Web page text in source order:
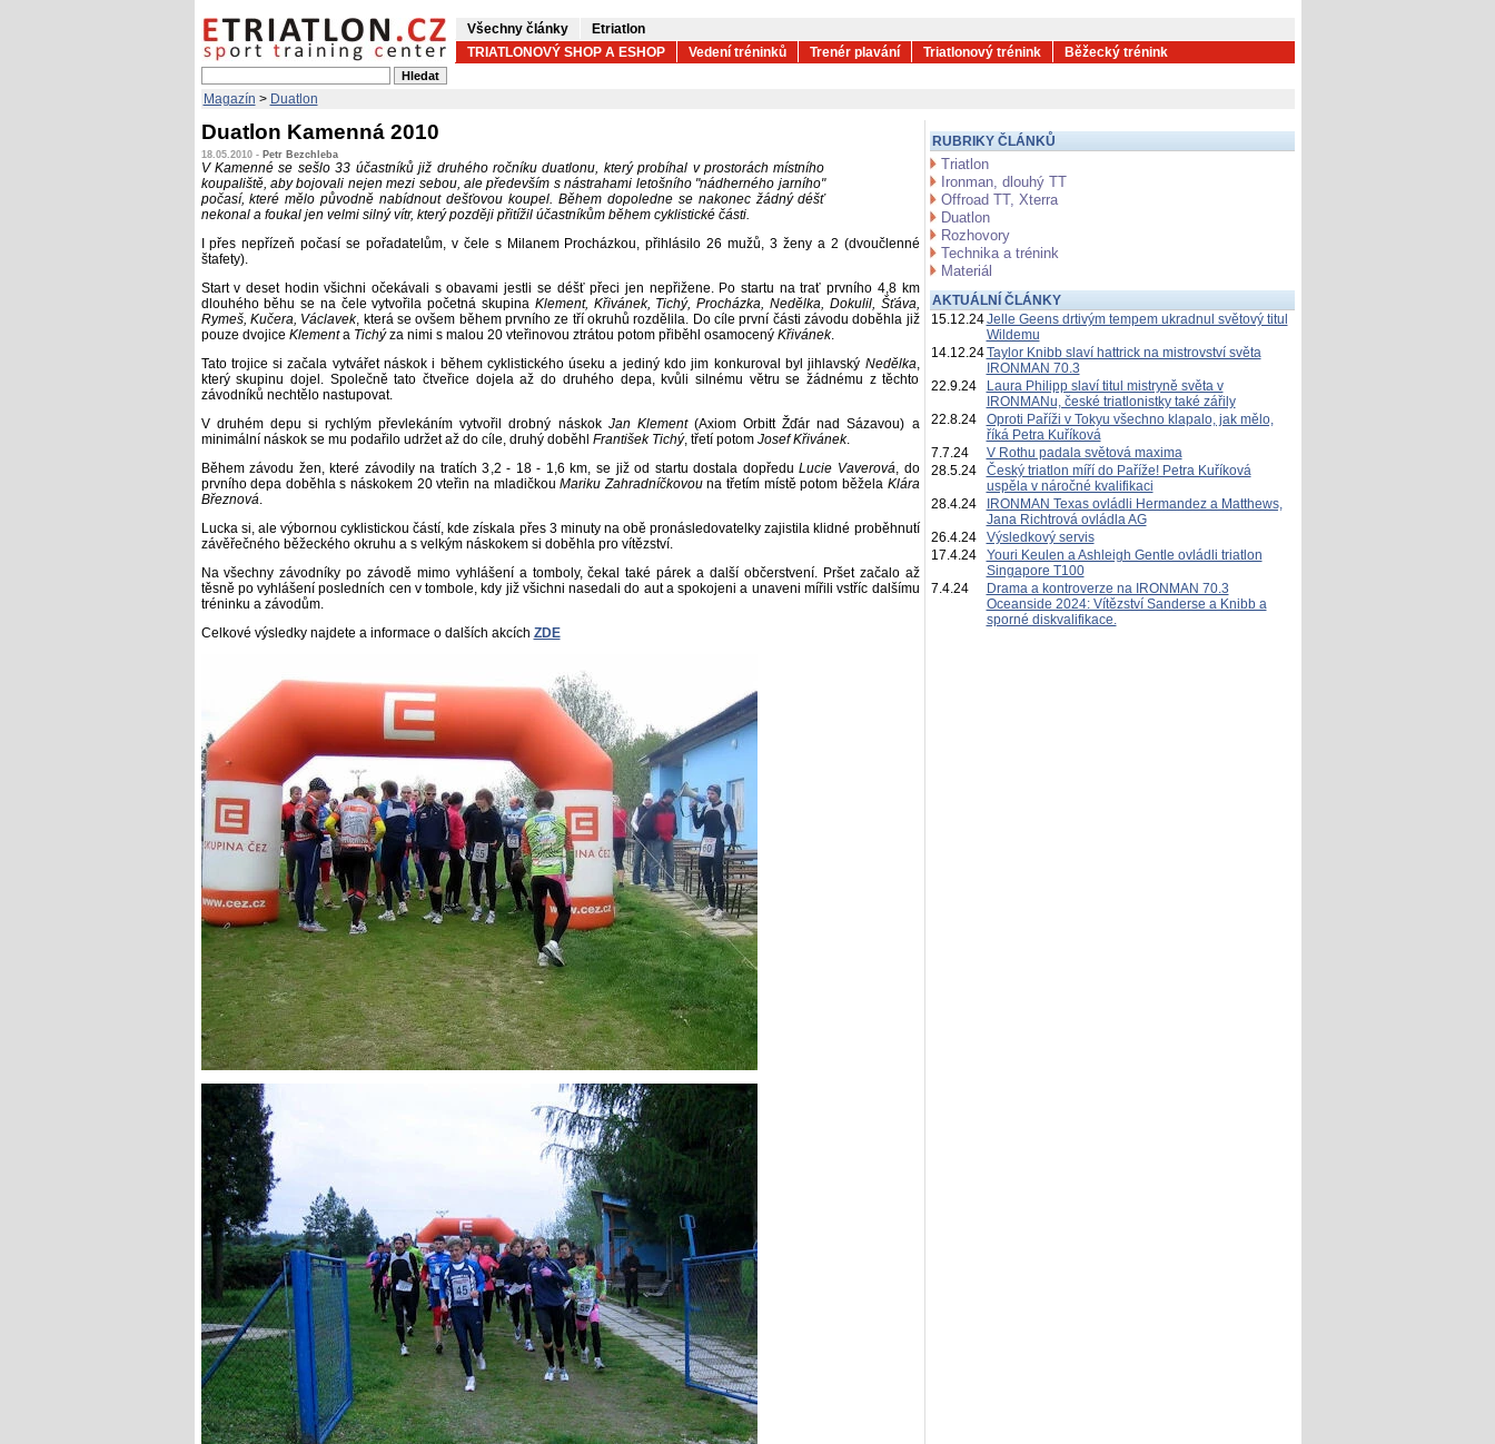
Všechny články
Etriatlon
TRIATLONOVÝ SHOP A ESHOP
Vedení tréninků Trenér plavání Triatlonový trénink Běžecký trénink
Magazín > Duatlon
Duatlon Kamenná 2010
18.05.2010 - Petr Bezchleba
V Kamenné se sešlo 33 účastníků již druhého ročníku duatlonu, který probíhal v prostorách místního
koupaliště, aby bojovali nejen mezi sebou, ale především s nástrahami letošního "nádherného jarního"
počasí, které mělo původně nabídnout dešťovou koupel. Během dopoledne se nakonec žádný déšť
nekonal a foukal jen velmi silný vítr, který později přitížil účastníkům během cyklistické části.
I přes nepřízeň počasí se pořadatelům, v čele s Milanem Procházkou, přihlásilo 26 mužů, 3 ženy a 2 (dvoučlenné
štafety).
Start v deset hodin všichni očekávali s obavami jestli se déšť přeci jen nepřižene. Po startu na trať prvního 4,8 km
dlouhého běhu se na čele vytvořila početná skupina Klement, Křivánek, Tichý, Procházka, Nedělka, Dokulil, Šťáva,
Rymeš, Kučera, Václavek, která se ovšem během prvního ze tří okruhů rozdělila. Do cíle první části závodu doběhla již
pouze dvojice Klementa Tichýza nimi s malou 20 vteřinovou ztrátou potom přiběhl osamocenýKřivánek.
Tato trojice si začala vytvářet náskok i během cyklistického úseku a jediný kdo jim konkuroval byl jihlavský Nedělka,
který skupinu dojel. Společně tato čtveřice dojela až do druhého depa, kvůli silnému větru se žádnému z těchto
závodníků nechtělo nastupovat.
V druhém depu si rychlým převlekáním vytvořil drobný náskokJan Klement (Axiom Orbitt Žďár nad Sázavou) a
minimální náskok se mu podařilo udržet až do cíle, druhý doběhl František Tichý, třetí potomJosef Křivánek.
Během závodu žen, které závodily na tratích 3,2 - 18 - 1,6 km, se již od startu dostala dopředu Lucie Vaverová, do
prvního depa doběhla s náskokem 20 vteřin na mladičkouMariku Zahradníčkovouna třetím místě potom běžela Klára
Březnová.
Lucka si, ale výbornou cyklistickou částí, kde získala přes 3 minuty na obě pronásledovatelky zajistila klidné proběhnutí
závěřečného běžeckého okruhu a s velkým náskokem si doběhla pro vítězství.
Na všechny závodníky po závodě mimo vyhlášení a tomboly, čekal také párek a další občerstvení. Pršet začalo až
těsně po vyhlášení posledních cen v tombole, kdy již všichni nasedali do aut a spokojeni a unaveni mířili vstříc dalšímu
tréninku a závodům.
Celkové výsledky najdete a informace o dalších akcích ZDE
RUBRIKY ČLÁNKŮ
Triatlon
Ironman, dlouhý TT
Offroad TT, Xterra
Duatlon
Rozhovory
Technika a trénink
Materiál
AKTUÁLNÍ ČLÁNKY
15.12.24Jelle Geens drtivým tempem ukradnul světový titul
Wildemu
14.12.24Taylor Knibb slaví hattrick na mistrovství světa
IRONMAN 70.3
22.9.24
Laura Philipp slaví titul mistryně světa v
IRONMANu, české triatlonistky také zářily
22.8.24
Oproti Paříži v Tokyu všechno klapalo, jak mělo,
říká Petra Kuříková
7.7.24
V Rothu padala světová maxima
28.5.24
Český triatlon míří do Paříže! Petra Kuříková
uspěla v náročné kvalifikaci
28.4.24
IRONMAN Texas ovládli Hermandez a Matthews,
Jana Richtrová ovládla AG
26.4.24
Výsledkový servis
17.4.24
Youri Keulen a Ashleigh Gentle ovládli triatlon
Singapore T100
7.4.24
Drama a kontroverze na IRONMAN 70.3
Oceanside 2024: Vítězství Sanderse a Knibb a
sporné diskvalifikace.